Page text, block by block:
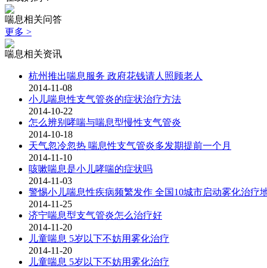
喘息相关问答
更多 >
喘息相关资讯
杭州推出喘息服务 政府花钱请人照顾老人
2014-11-08
小儿喘息性支气管炎的症状治疗方法
2014-10-22
怎么辨别哮喘与喘息型慢性支气管炎
2014-10-18
天气忽冷忽热 喘息性支气管炎多发期提前一个月
2014-11-10
咳嗽喘息是小儿哮喘的症状吗
2014-11-03
警惕小儿喘息性疾病频繁发作 全国10城市启动雾化治疗
2014-11-25
济宁喘息型支气管炎怎么治疗好
2014-11-20
儿童喘息 5岁以下不妨用雾化治疗
2014-11-20
儿童喘息 5岁以下不妨用雾化治疗